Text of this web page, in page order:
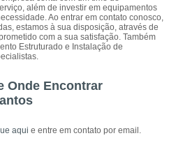
além de investir em equipamentos
Ao entrar em contato conosco,
estamos à sua disposição, através de
com a sua satisfação. Também
Estruturado e Instalação de
Onde Encontrar
aqui e entre em contato por email.